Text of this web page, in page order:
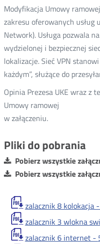
Modyfikacja Umowy
zakresu oferowanych usług
Network). Usługa pozwala
wydzielonej i bezpiecznej
lokalizacje. Sieć VPN
każdym”, służące do
Opinia Prezesa UKE wraz z
Umowy ramowej
w załączeniu.
Pliki do pobrania
Pobierz wszystkie
Pobierz wszystkie
zalacznik 8 kolokacja -
zalacznik 3 wlokna
zalacznik 6 internet -